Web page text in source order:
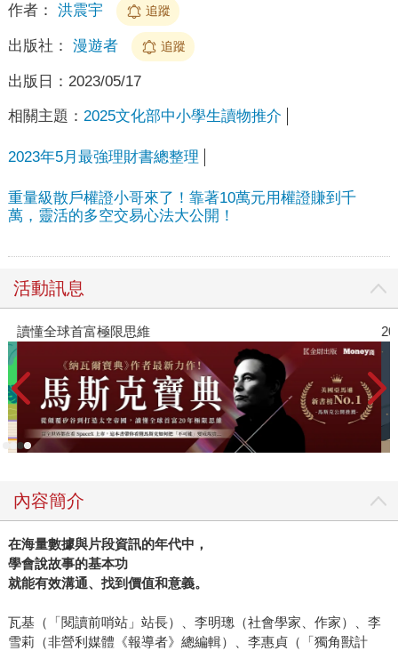
作者： 洪震宇 追蹤
出版社： 漫遊者 追蹤
出版日： 2023/05/17
相關主題： 2025文化部中小學生讀物推介
2023年5月最強理財書總整理
重量級散戶權證小哥來了！靠著10萬元用權證賺到千
萬，靈活的多空交易心法大公開！
活動訊息
讀懂全球首富極限思維
內容簡介
在海量數據與片段資訊的年代中，
學會說故事的基本功
就能有效溝通、找到價值和意義。
瓦基（「閱讀前哨站」站長）、李明璁（社會學家、作家）、李
雪莉（非營利媒體《報導者》總編輯）、李惠貞（「獨角獸計